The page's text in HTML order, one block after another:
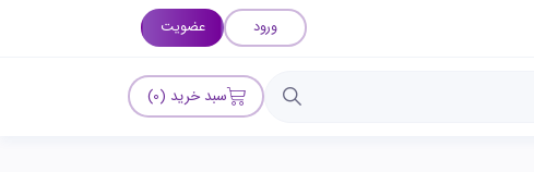
ورود عضویت
سبد خرید (0)